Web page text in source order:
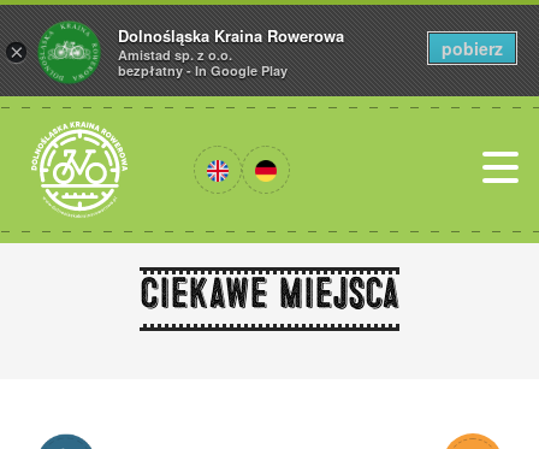
Ciekawe miejsca
×
Dolnośląska Kraina Rowerowa
Amistad sp. z o.o.
bezpłatny - In Google Play
pobierz